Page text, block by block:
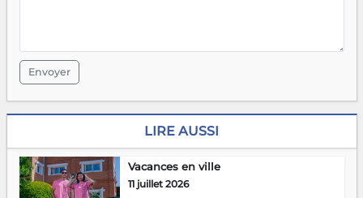
Envoyer
LIRE AUSSI
Vacances en ville
11 juillet 2026